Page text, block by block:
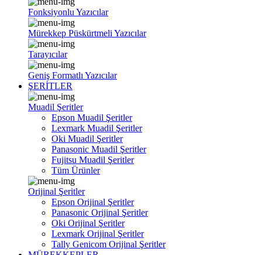
Fonksiyonlu Yazıcılar
Mürekkep Püskürtmeli Yazıcılar
Tarayıcılar
Geniş Formatlı Yazıcılar
ŞERİTLER
Muadil Şeritler
Epson Muadil Şeritler
Lexmark Muadil Şeritler
Oki Muadil Şeritler
Panasonic Muadil Şeritler
Fujitsu Muadil Şeritler
Tüm Ürünler
Orijinal Şeritler
Epson Orijinal Şeritler
Panasonic Orijinal Şeritler
Oki Orijinal Şeritler
Lexmark Orijinal Şeritler
Tally Genicom Orijinal Şeritler